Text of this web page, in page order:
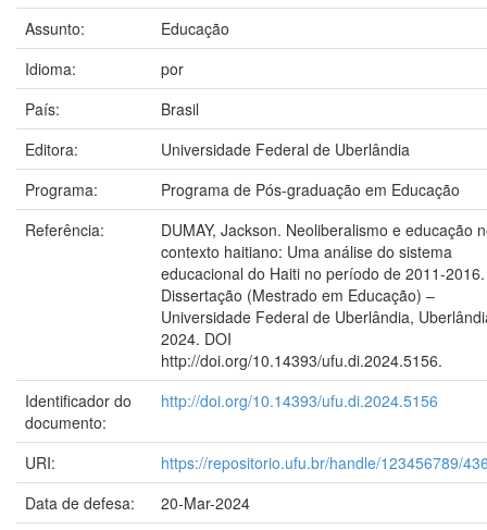
Assunto:
Educação
Idioma:
por
País:
Brasil
Editora:
Universidade Federal de Uberlândia
Programa:
Programa de Pós-graduação em Educação
Referência:
DUMAY, Jackson. Neoliberalismo e educação
contexto haitiano: Uma análise do sistema
educacional do Haiti no período de 2011-2016.
Dissertação (Mestrado em Educação) –
Universidade Federal de Uberlândia,
2024. DOI
http://doi.org/10.14393/ufu.di.2024.5156.
Identificador do
documento:
http://doi.org/10.14393/ufu.di.2024.5156
URI:
https://repositorio.ufu.br/handle/123456789/
Data de defesa:
20-Mar-2024